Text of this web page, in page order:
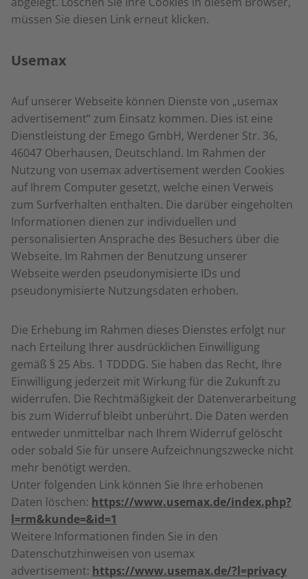
müssen Sie diesen Link erneut klicken.
Usemax
Auf unserer Webseite können Dienste von „usemax
advertisement“ zum Einsatz kommen. Dies ist eine
Dienstleistung der Emego GmbH, Werdener Str. 36,
46047 Oberhausen, Deutschland. Im Rahmen der
Nutzung von usemax advertisement werden Cookies
auf Ihrem Computer gesetzt, welche einen Verweis
zum Surfverhalten enthalten. Die darüber eingeholten
Informationen dienen zur individuellen und
personalisierten Ansprache des Besuchers über die
Webseite. Im Rahmen der Benutzung unserer
Webseite werden pseudonymisierte IDs und
pseudonymisierte Nutzungsdaten erhoben.
Die Erhebung im Rahmen dieses Dienstes erfolgt nur
nach Erteilung Ihrer ausdrücklichen Einwilligung
gemäß § 25 Abs. 1 TDDDG. Sie haben das Recht, Ihre
Einwilligung jederzeit mit Wirkung für die Zukunft zu
widerrufen. Die Rechtmäßigkeit der Datenverarbeitung
bis zum Widerruf bleibt unberührt. Die Daten werden
entweder unmittelbar nach Ihrem Widerruf gelöscht
oder sobald Sie für unsere Aufzeichnungszwecke nicht
mehr benötigt werden.
Unter folgenden Link können Sie Ihre erhobenen
Daten löschen: https://www.usemax.de/index.php?
l=rm&kunde=&id=1
Weitere Informationen finden Sie in den
Datenschutzhinweisen von usemax
advertisement: https://www.usemax.de/?l=privacy